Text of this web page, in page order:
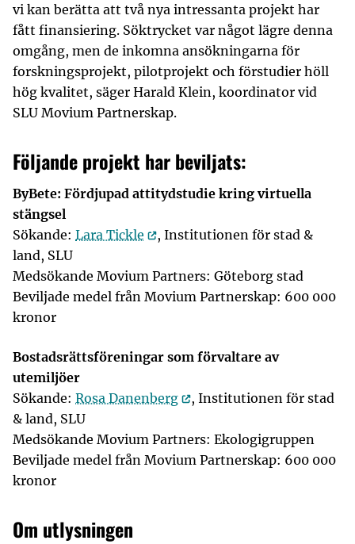
vi kan berätta att två nya intressanta projekt har
fått finansiering. Söktrycket var något lägre denna
omgång, men de inkomna ansökningarna för
forskningsprojekt, pilotprojekt och förstudier höll
hög kvalitet, säger Harald Klein, koordinator vid
SLU Movium Partnerskap.
Följande projekt har beviljats:
ByBete: Fördjupad attitydstudie kring virtuella
stängsel
Sökande: Lara Tickle
, Institutionen för stad &
land, SLU
Medsökande Movium Partners: Göteborg stad
Beviljade medel från Movium Partnerskap: 600 000
kronor
Bostadsrättsföreningar som förvaltare av
utemiljöer
Sökande: Rosa Danenberg
, Institutionen för stad
& land, SLU
Medsökande Movium Partners: Ekologigruppen
Beviljade medel från Movium Partnerskap: 600 000
kronor
Om utlysningen